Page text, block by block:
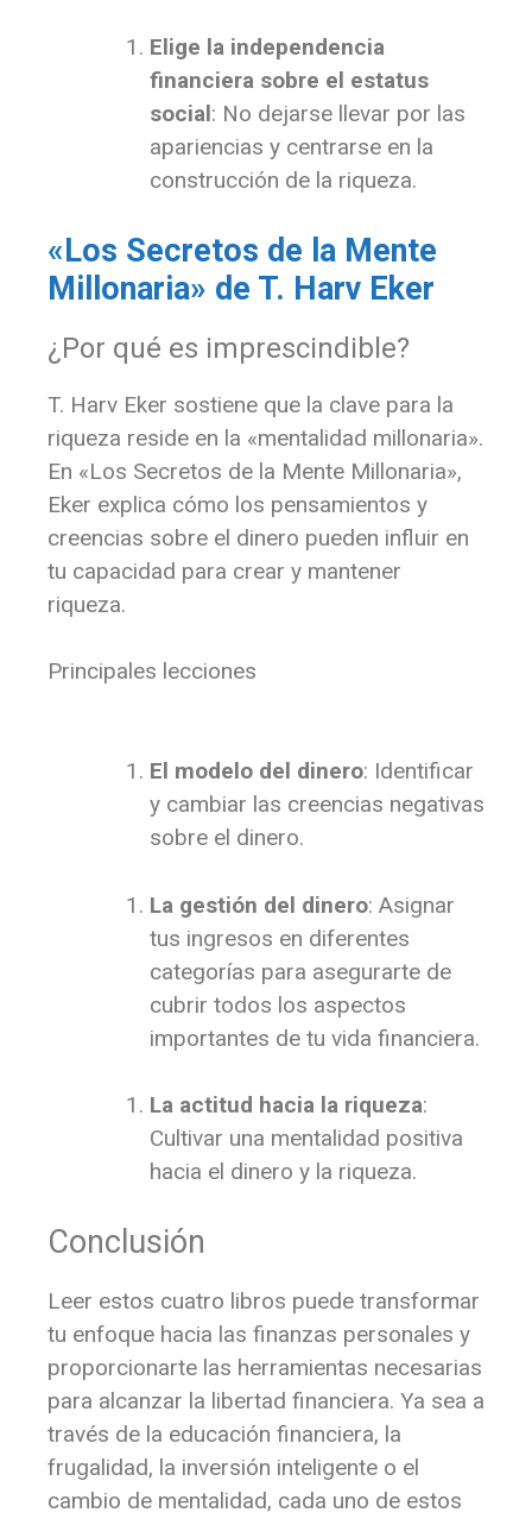
Elige la independencia
financiera sobre el estatus
social: No dejarse llevar por las
apariencias y centrarse en la
construcción de la riqueza.
«Los Secretos de la Mente
Millonaria» de T. Harv Eker
¿Por qué es imprescindible?
T. Harv Eker sostiene que la clave para la
riqueza reside en la «mentalidad millonaria».
En «Los Secretos de la Mente Millonaria»,
Eker explica cómo los pensamientos y
creencias sobre el dinero pueden influir en
tu capacidad para crear y mantener
riqueza.
Principales lecciones
El modelo del dinero: Identificar
y cambiar las creencias negativas
sobre el dinero.
La gestión del dinero: Asignar
tus ingresos en diferentes
categorías para asegurarte de
cubrir todos los aspectos
importantes de tu vida financiera.
La actitud hacia la riqueza:
Cultivar una mentalidad positiva
hacia el dinero y la riqueza.
Conclusión
Leer estos cuatro libros puede transformar
tu enfoque hacia las finanzas personales y
proporcionarte las herramientas necesarias
para alcanzar la libertad financiera. Ya sea a
través de la educación financiera, la
frugalidad, la inversión inteligente o el
cambio de mentalidad, cada uno de estos